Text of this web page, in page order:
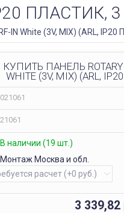
ПЛАСТИК,
IN White (3V, MIX) (ARL, IP20
КУПИТЬ ПАНЕЛЬ ROTARY
WHITE (3V, MIX) (ARL,
021061
21061
В наличии (19 шт.)
Монтаж Москва и обл.
3 339,82